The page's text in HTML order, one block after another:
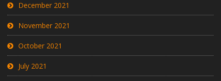
December 2021
November 2021
October 2021
July 2021